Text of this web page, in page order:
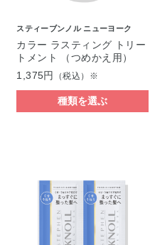
スティーブンノル ニューヨーク
カラー ラスティング トリー
トメント （つめかえ用）
1,375円
（税込）※
種類を選ぶ